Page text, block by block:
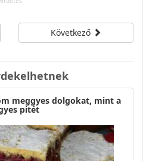
Következő
meggyes dolgokat, mint a
pitét